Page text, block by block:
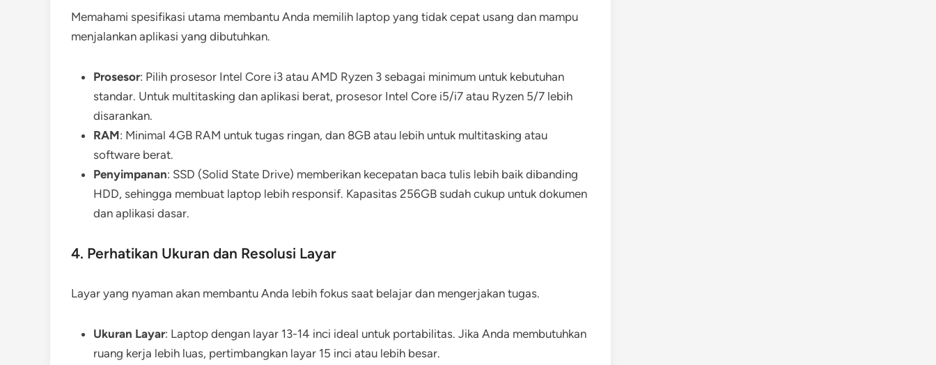
Memahami spesifikasi utama membantu Anda memilih laptop yang tidak cepat usang dan mampu
menjalankan aplikasi yang dibutuhkan.
Prosesor: Pilih prosesor Intel Core i3 atau AMD Ryzen 3 sebagai minimum untuk kebutuhan
standar. Untuk multitasking dan aplikasi berat, prosesor Intel Core i5/i7 atau Ryzen 5/7 lebih
disarankan.
RAM: Minimal 4GB RAM untuk tugas ringan, dan 8GB atau lebih untuk multitasking atau
software berat.
Penyimpanan: SSD (Solid State Drive) memberikan kecepatan baca tulis lebih baik dibanding
HDD, sehingga membuat laptop lebih responsif. Kapasitas 256GB sudah cukup untuk dokumen
dan aplikasi dasar.
4. Perhatikan Ukuran dan Resolusi Layar
Layar yang nyaman akan membantu Anda lebih fokus saat belajar dan mengerjakan tugas.
Ukuran Layar: Laptop dengan layar 13-14 inci ideal untuk portabilitas. Jika Anda membutuhkan
ruang kerja lebih luas, pertimbangkan layar 15 inci atau lebih besar.